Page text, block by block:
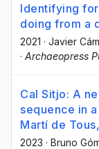
Identifying
doing from a
2021 · Javier
· Archaeopress
Cal Sitjo: A
sequence in
Martí de
2023 · Bruno